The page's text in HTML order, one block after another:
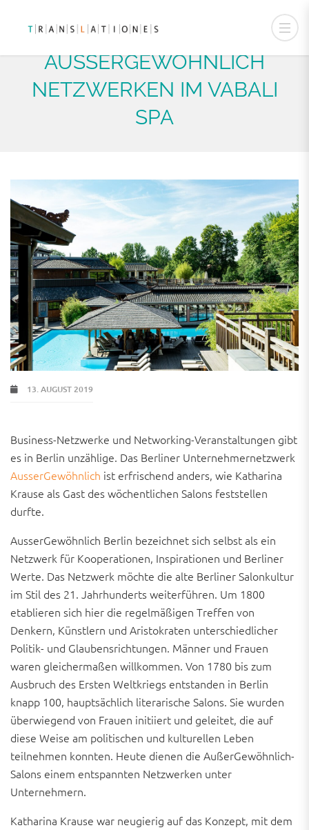
AUSSERGEWÖHNLICH
NETZWERKEN IM VABALI
SPA
13. AUGUST 2019
Business-Netzwerke und Networking-Veranstaltungen gibt
es in Berlin unzählige. Das Berliner Unternehmernetzwerk
AusserGewöhnlich ist erfrischend anders, wie Katharina
Krause als Gast des wöchentlichen Salons feststellen
durfte.
AusserGewöhnlich Berlin bezeichnet sich selbst als ein
Netzwerk für Kooperationen, Inspirationen und Berliner
Werte. Das Netzwerk möchte die alte Berliner Salonkultur
im Stil des 21. Jahrhunderts weiterführen. Um 1800
etablieren sich hier die regelmäßigen Treffen von
Denkern, Künstlern und Aristokraten unterschiedlicher
Politik- und Glaubensrichtungen. Männer und Frauen
waren gleichermaßen willkommen. Von 1780 bis zum
Ausbruch des Ersten Weltkriegs entstanden in Berlin
knapp 100, hauptsächlich literarische Salons. Sie wurden
überwiegend von Frauen initiiert und geleitet, die auf
diese Weise am politischen und kulturellen Leben
teilnehmen konnten. Heute dienen die AußerGewöhnlich-
Salons einem entspannten Netzwerken unter
Unternehmern.
Katharina Krause war neugierig auf das Konzept, mit dem